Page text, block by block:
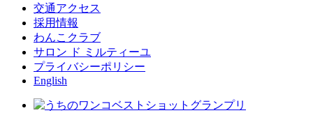
交通アクセス
採用情報
わんこクラブ
サロン ド ミルティーユ
プライバシーポリシー
English